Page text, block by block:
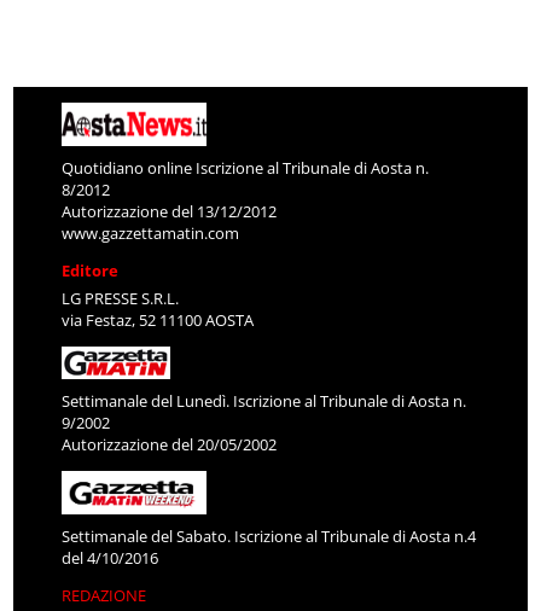
Quotidiano online Iscrizione al Tribunale di Aosta n.
8/2012
Autorizzazione del 13/12/2012
www.gazzettamatin.com
Editore
LG PRESSE S.R.L.
via Festaz, 52 11100 AOSTA
Settimanale del Lunedì. Iscrizione al Tribunale di Aosta n.
9/2002
Autorizzazione del 20/05/2002
Settimanale del Sabato. Iscrizione al Tribunale di Aosta n.4
del 4/10/2016
REDAZIONE